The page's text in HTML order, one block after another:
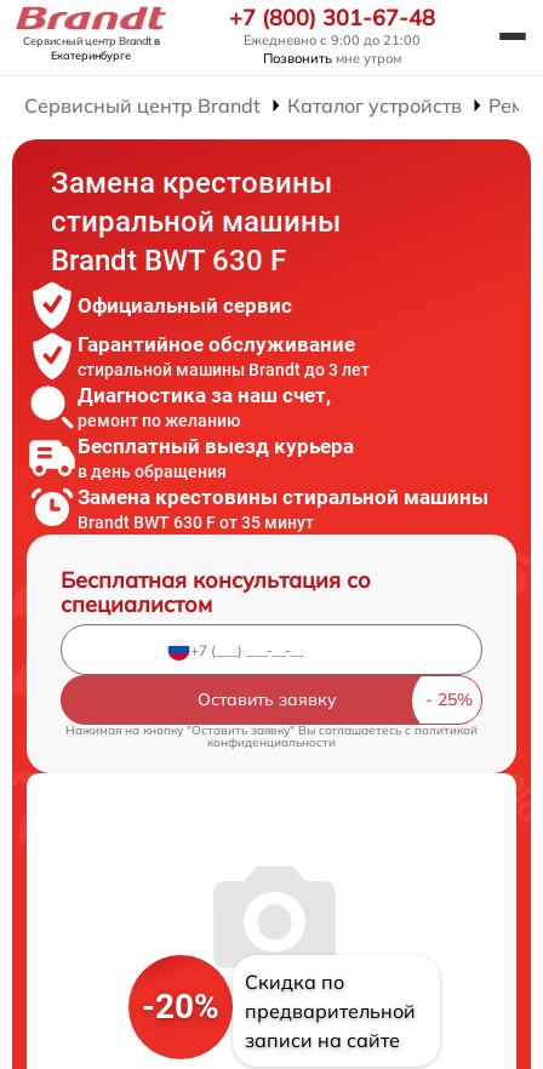
Сервисный центр Brandtв
Екатеринбурге
+7 (800) 301-67-48
Ежедневно с 9:00 до 21:00
Позвонить мне утром
Сервисный центр Brandt Каталог устройств
Замена крестовины
стиральной машины
Brandt BWT 630 F
Официальный сервис
Гарантийное обслуживание
стиральной машины Brandt до 3 лет
Диагностика за наш счет,
ремонт по желанию
Бесплатный выезд курьера
в день обращения
Замена крестовины стиральной машины
Brandt BWT 630 F от 35 минут
Бесплатная консультация со
специалистом
Оставить заявку
Нажимая на кнопку "Оставить заявку" Вы соглашаетесь cполитикой
конфиденциальности
-20%
Скидка по
предварительной
записи на сайте